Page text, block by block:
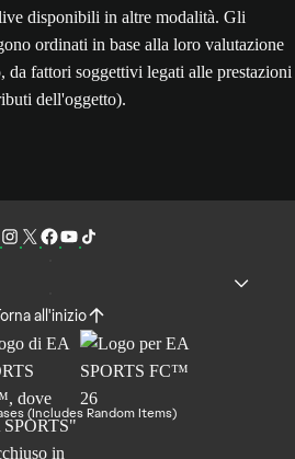
disponibili in altre modalità. Gli
ordinati in base alla loro valutazione
da fattori soggettivi legati alle prestazioni
dell'oggetto).
all'inizio
(Includes Random Items)